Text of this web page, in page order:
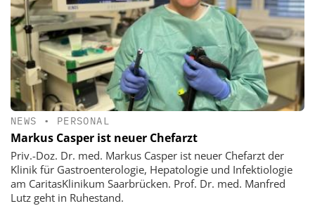
NEWS • PERSONAL
Markus Casper ist neuer Chefarzt
Priv.-Doz. Dr. med. Markus Casper ist neuer Chefarzt der
Klinik für Gastroenterologie, Hepatologie und Infektiologie
am CaritasKlinikum Saarbrücken. Prof. Dr. med. Manfred
Lutz geht in Ruhestand.